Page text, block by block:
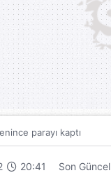
parayı kaptı
20:41 Son